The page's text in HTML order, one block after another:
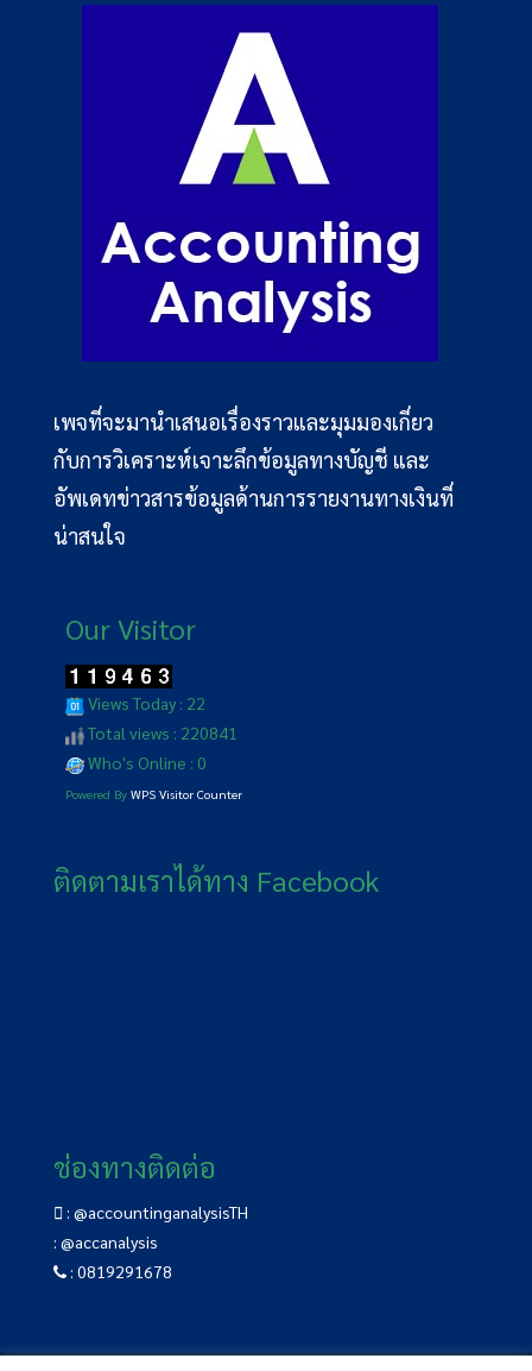
เพจที่จะมานำเสนอเรื่องราวและมุมมองเกี่ยว
กับการวิเคราะห์เจาะลึกข้อมูลทางบัญชี และ
อัพเดทข่าวสารข้อมูลด้านการรายงานทางเงินที่
น่าสนใจ
Our Visitor
Views Today : 22
Total views : 220841
Who's Online : 0
Powered By WPS Visitor Counter
ติดตามเราได้ทาง Facebook
ช่องทางติดต่อ
: @accountinganalysisTH
: @accanalysis
: 0819291678